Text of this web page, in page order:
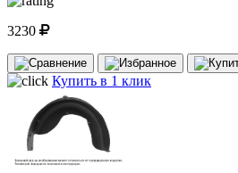
3230
Купить в 1 клик